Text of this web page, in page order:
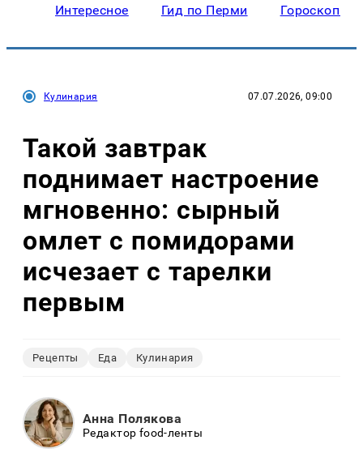
Интересное Гид по Перми Гороскопы
Кулинария 07.07.2026, 09:00
Такой завтрак
поднимает настроение
мгновенно: сырный
омлет с помидорами
исчезает с тарелки
первым
Рецепты Еда Кулинария
Анна Полякова
Редактор food-ленты